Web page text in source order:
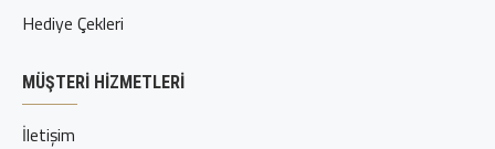
Hediye Çekleri
MÜŞTERI HIZMETLERI
İletişim